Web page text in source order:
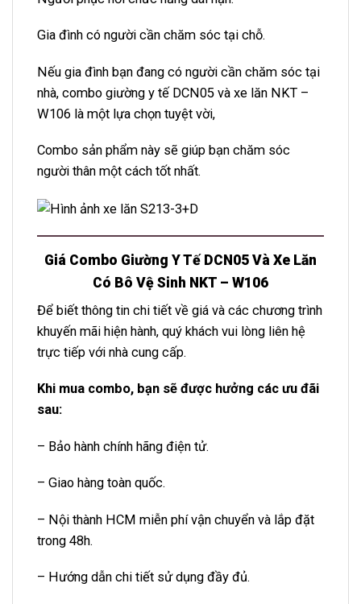
Gia đình có người cần chăm sóc tại chỗ.
Nếu gia đình bạn đang có người cần chăm sóc tại
nhà, combo giường y tế DCN05 và xe lăn NKT –
W106 là một lựa chọn tuyệt vời,
Combo sản phẩm này sẽ giúp bạn chăm sóc
người thân một cách tốt nhất.
Giá Combo Giường Y Tế DCN05 Và Xe Lăn
Có Bô Vệ Sinh NKT – W106
Để biết thông tin chi tiết về giá và các chương trình
khuyến mãi hiện hành, quý khách vui lòng liên hệ
trực tiếp với nhà cung cấp.
Khi mua combo, bạn sẽ được hưởng các ưu đãi
sau:
– Bảo hành chính hãng điện tử.
– Giao hàng toàn quốc.
– Nội thành HCM miễn phí vận chuyển và lắp đặt
trong 48h.
– Hướng dẫn chi tiết sử dụng đầy đủ.